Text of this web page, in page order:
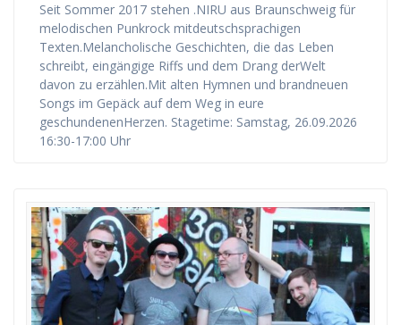
Seit Sommer 2017 stehen .NIRU aus Braunschweig für
melodischen Punkrock mitdeutschsprachigen
Texten.Melancholische Geschichten, die das Leben
schreibt, eingängige Riffs und dem Drang derWelt
davon zu erzählen.Mit alten Hymnen und brandneuen
Songs im Gepäck auf dem Weg in eure
geschundenenHerzen. Stagetime: Samstag, 26.09.2026
16:30-17:00 Uhr